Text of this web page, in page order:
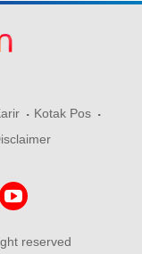
Kotak Pos
reserved